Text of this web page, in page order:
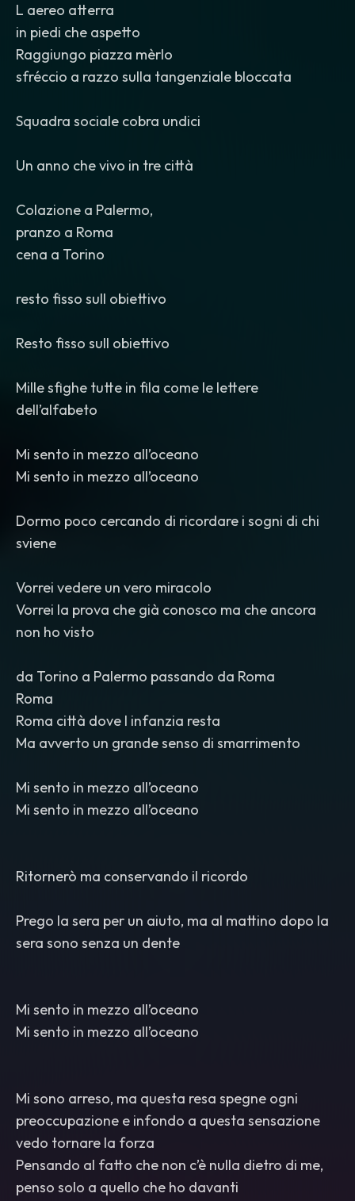
L aereo atterra
in piedi che aspetto
Raggiungo piazza mèrlo
sfréccio a razzo sulla tangenziale bloccata
Squadra sociale cobra undici
Un anno che vivo in tre città
Colazione a Palermo,
pranzo a Roma
cena a Torino
resto fisso sull obiettivo
Resto fisso sull obiettivo
Mille sfighe tutte in fila come le lettere
dell’alfabeto
Mi sento in mezzo all’oceano
Mi sento in mezzo all’oceano
Dormo poco cercando di ricordare i sogni di chi
sviene
Vorrei vedere un vero miracolo
Vorrei la prova che già conosco ma che ancora
non ho visto
da Torino a Palermo passando da Roma
Roma
Roma città dove l infanzia resta
Ma avverto un grande senso di smarrimento
Mi sento in mezzo all’oceano
Mi sento in mezzo all’oceano
Ritornerò ma conservando il ricordo
Prego la sera per un aiuto, ma al mattino dopo la
sera sono senza un dente
Mi sento in mezzo all’oceano
Mi sento in mezzo all’oceano
Mi sono arreso, ma questa resa spegne ogni
preoccupazione e infondo a questa sensazione
vedo tornare la forza
Pensando al fatto che non c’è nulla dietro di me,
penso solo a quello che ho davanti